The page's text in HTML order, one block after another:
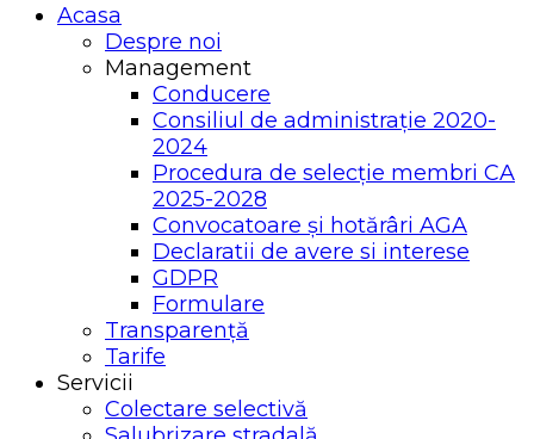
Acasa
Despre noi
Management
Conducere
Consiliul de administrație 2020-
2024
Procedura de selecție membri CA
2025-2028
Convocatoare și hotărâri AGA
Declaratii de avere si interese
GDPR
Formulare
Transparență
Tarife
Servicii
Colectare selectivă